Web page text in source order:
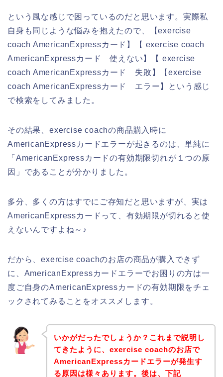
という風な感じで困っているのだと思います。実際私
自身も同じような悩みを抱えたので、【exercise
coach AmericanExpressカード】【 exercise coach
AmericanExpressカード 使えない】【 exercise
coach AmericanExpressカード 失敗】【exercise
coach AmericanExpressカード エラー】という感じ
で検索をしてみました。
その結果、exercise coachの商品購入時に
AmericanExpressカードエラーが起きるのは、単純に
「AmericanExpressカードの有効期限切れが１つの原
因」であることが分かりました。
多分、多くの方はすでにご存知だと思いますが、実は
AmericanExpressカードって、有効期限が切れると使
えないんですよね～♪
だから、exercise coachのお店の商品が購入できず
に、AmericanExpressカードエラーでお困りの方は一
度ご自身のAmericanExpressカードの有効期限をチェ
ックされてみることをオススメします。
いかがだったでしょうか？これまで説明し
てきたように、exercise coachのお店で
AmericanExpressカードエラーが発生す
る原因は様々あります。後は、下記